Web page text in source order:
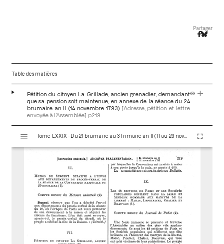
Partager
Table des matières
Pétition du citoyen La Grillade, ancien grenadier, demandant
que sa pension soit maintenue, en annexe de la séance du 24
brumaire an II (14 novembre 1793) [Adresse, pétition et lettre
envoyée à l’Assemblée] p.219
s
Tome LXXIX - Du 21 brumaire au 3 frimaire an II (11 au 23 novembre 1793)